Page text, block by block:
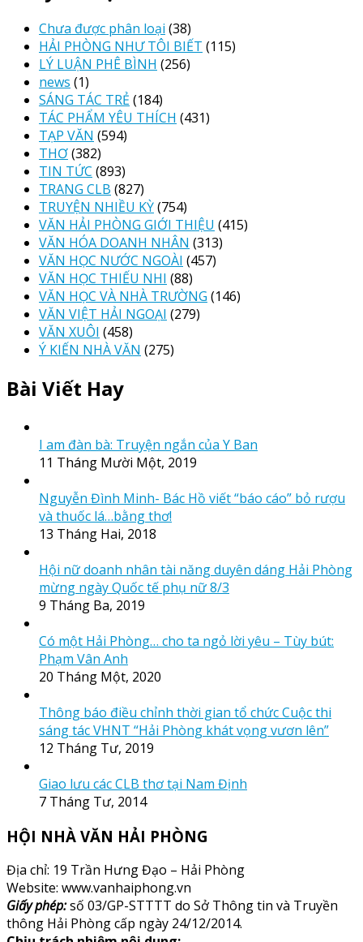
Chưa được phân loại (38)
HẢI PHÒNG NHƯ TÔI BIẾT (115)
LÝ LUẬN PHÊ BÌNH (256)
news (1)
SÁNG TÁC TRẺ (184)
TÁC PHẨM YÊU THÍCH (431)
TẠP VĂN (594)
THƠ(382)
TIN TỨC (893)
TRANG CLB (827)
TRUYỆN NHIỀU KỲ(754)
VĂN HẢI PHÒNG GIỚI THIỆU (415)
VĂN HÓA DOANH NHÂN (313)
VĂN HỌC NƯỚC NGOÀI (457)
VĂN HỌC THIẾU NHI (88)
VĂN HỌC VÀ NHÀ TRƯỜNG (146)
VĂN VIỆT HẢI NGOẠI (279)
VĂN XUÔI (458)
Ý KIẾN NHÀ VĂN (275)
Bài Viết Hay
I am đàn bà: Truyện ngắn của Y Ban
11 Tháng Mười Một, 2019
Nguyễn Đình Minh- Bác Hồ viết “báo cáo” bỏ rượu
và thuốc lá…bằng thơ!
13 Tháng Hai, 2018
Hội nữ doanh nhân tài năng duyên dáng Hải Phòng
mừng ngày Quốc tế phụ nữ 8/3
9 Tháng Ba, 2019
Có một Hải Phòng… cho ta ngỏ lời yêu – Tùy bút:
Phạm Vân Anh
20 Tháng Một, 2020
Thông báo điều chỉnh thời gian tổ chức Cuộc thi
sáng tác VHNT “Hải Phòng khát vọng vươn lên”
12 Tháng Tư, 2019
Giao lưu các CLB thơ tại Nam Định
7 Tháng Tư, 2014
HỘI NHÀ VĂN HẢI PHÒNG
Địa chỉ: 19 Trần Hưng Đạo – Hải Phòng
Website: www.vanhaiphong.vn
Giấy phép:số 03/GP-STTTT do Sở Thông tin và Truyền
thông Hải Phòng cấp ngày 24/12/2014.